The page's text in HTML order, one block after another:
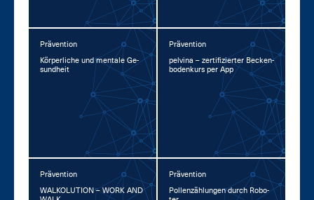
Prävention
Kör­per­li­che und men­ta­le Ge­
sund­heit
Prävention
pel­vina – zer­ti­fi­zier­ter Be­cken­
bo­den­kurs per App
Prävention
WAL­KO­LU­TI­ON – WORK AND
Prävention
Pol­len­zäh­lun­gen durch Ro­bo­